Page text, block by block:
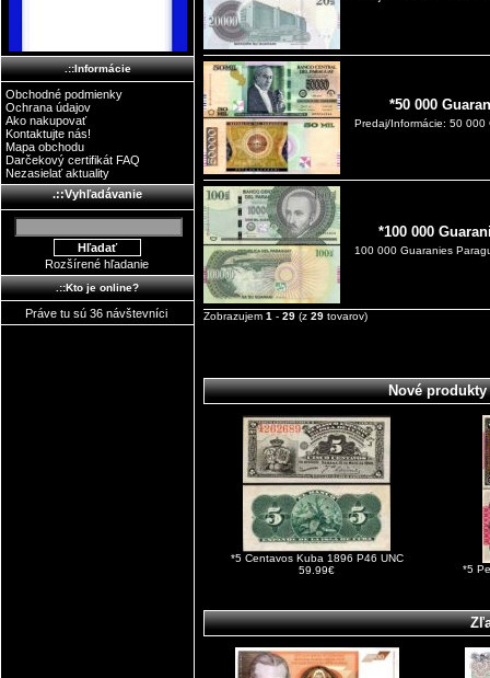
.::Informácie
Obchodné podmienky
Ochrana údajov
Ako nakupovať
Kontaktujte nás!
Mapa obchodu
Darčekový certifikát FAQ
Nezasielať aktuality
.::Vyhľadávanie
Rozšírené hľadanie
.::Kto je online?
Práve tu sú 36 návštevníci
*50 000
Predaj/Informácie: 50 000
*100 000
100 000 Guaranies
Zobrazujem 1 - 29 (z 29 tovarov)
Nové produkty
*5 Centavos Kuba 1896 P46 UNC
59.99€
*5